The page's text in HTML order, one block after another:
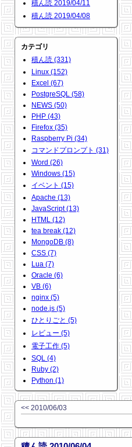
積ん読 2019/04/11
積ん読 2019/04/08
カテゴリ
積ん読 (331)
Linux (152)
Excel (67)
PostgreSQL (58)
NEWS (50)
PHP (43)
Firefox (35)
Raspberry Pi (34)
コマンドプロンプト (31)
Word (26)
Windows (15)
イベント (15)
Apache (13)
JavaScript (13)
HTML (12)
tea break (12)
MongoDB (8)
CSS (7)
Lua (7)
Oracle (6)
VB (6)
nginx (5)
node.js (5)
ひとりごと (5)
レビュー (5)
電子工作 (5)
SQL (4)
Ruby (2)
Python (1)
<< 2010/06/03